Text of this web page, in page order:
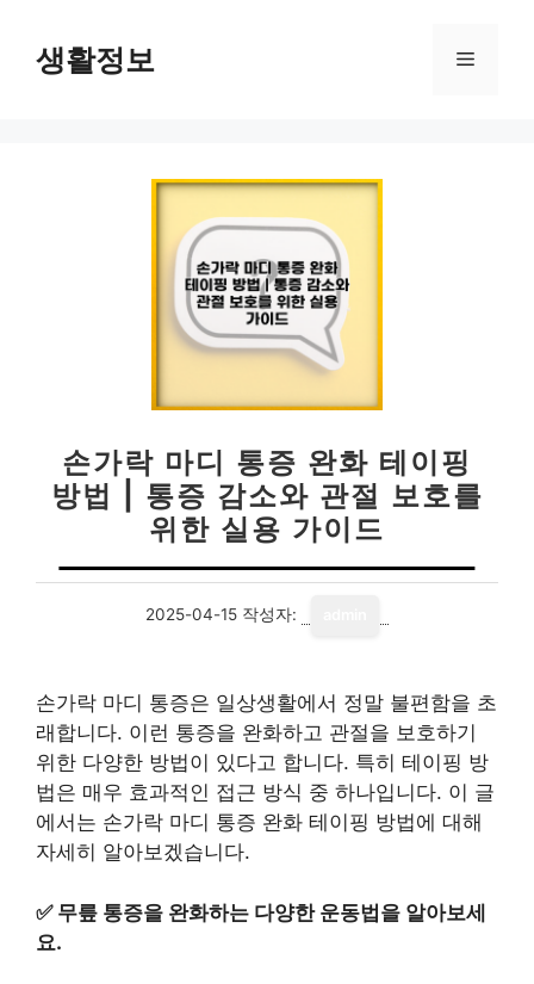
생활정보 메
손가락 마디 통증 완화 테이핑
방법 | 통증 감소와 관절 보호를
위한 실용 가이드
2025-04-15 작성자:
손가락 마디 통증은 일상생활에서 정말 불편함을 초
래합니다. 이런 통증을 완화하고 관절을 보호하기
위한 다양한 방법이 있다고 합니다. 특히 테이핑 방
법은 매우 효과적인 접근 방식 중 하나입니다. 이 글
에서는 손가락 마디 통증 완화 테이핑 방법에 대해
자세히 알아보겠습니다.
✅ 무릎 통증을 완화하는 다양한 운동법을 알아보세
요.